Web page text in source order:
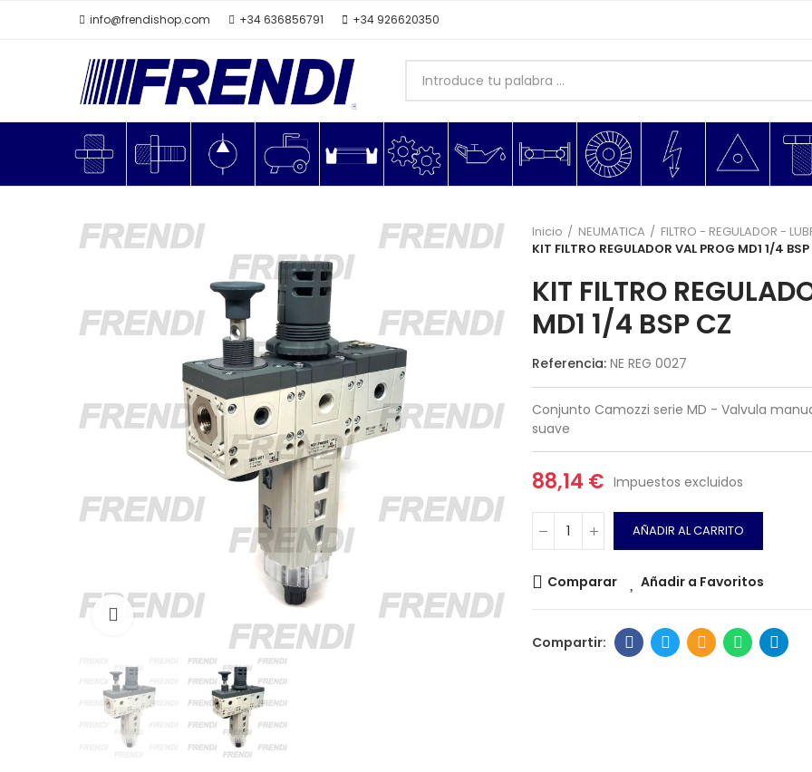
info@frendishop.com +34 636856791 +34 926620350
Click para agrandar
Inicio NEUMATICA
FILTRO - REGULADOR -
KIT FILTRO REGULADOR VAL PROG MD1 1/4
KIT FILTRO
MD1 1/4 BSP CZ
Referencia: NE REG 0027
Conjunto Camozzi serie MD - Valvula
suave
88,14 € Impuestos excluidos
AÑADIR AL CARRITO
Comparar Añadir a Favoritos